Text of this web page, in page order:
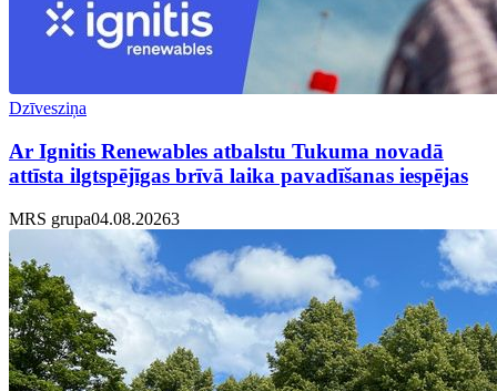
Dzīvesziņa
Ar Ignitis Renewables atbalstu Tukuma novadā
attīsta ilgtspējīgas brīvā laika pavadīšanas iespējas
MRS grupa04.08.20263